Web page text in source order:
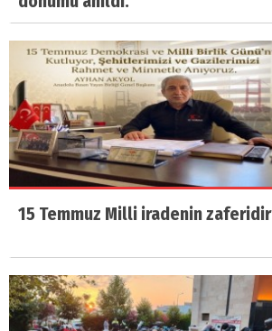
15 Temmuz Milli iradenin zaferidir